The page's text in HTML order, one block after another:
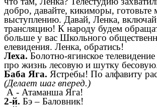
добро, давайте, кикиморы, готовьте
выступлению. Давай, Ленка,
трансляцию! К народу будем
больше у вас Школьного
елевидения. Ленка, обратись!
Леха. Болотно-ягинское
про жизнь лесовую и шутку
Баба Яга. Ястребы! По алфавиту
(Делает шаг вперед.)
А - Атаманша Яга!
2-й. Бэ – Баловник!